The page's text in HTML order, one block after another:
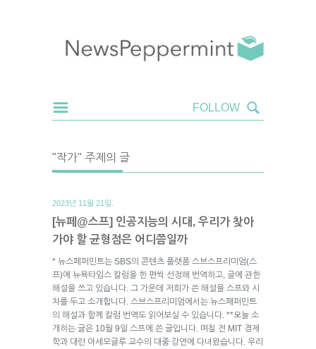
"작가" 주제의 글
2023년 11월 21일.
[뉴페@스프] 인공지능의 시대, 우리가 찾아
가야 할 균형점은 어디쯤일까
* 뉴스페퍼민트는 SBS의 콘텐츠 플랫폼 스브스프리미엄(스
프)에 뉴욕타임스 칼럼을 한 편씩 선정해 번역하고, 글에 관한
해설을 쓰고 있습니다. 그 가운데 저희가 쓴 해설을 스프와 시
차를 두고 소개합니다. 스브스프리미엄에서는 뉴스페퍼민트
의 해설과 함께 칼럼 번역도 읽어보실 수 있습니다. **오늘 소
개하는 글은 10월 9일 스프에 쓴 글입니다. 며칠 전 MIT 경제
학과 대런 아세모글루 교수의 대중 강연에 다녀왔습니다. 우리